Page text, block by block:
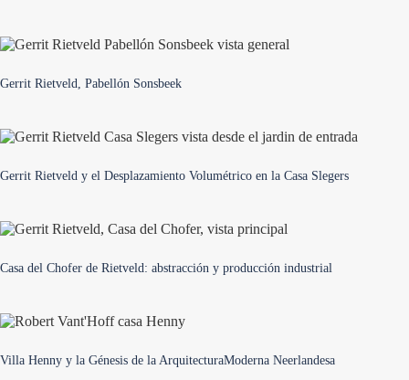
Gerrit Rietveld, Pabellón Sonsbeek
Gerrit Rietveld y el Desplazamiento Volumétrico en la Casa Slegers
Casa del Chofer de Rietveld: abstracción y producción industrial
Villa Henny y la Génesis de la ArquitecturaModerna Neerlandesa